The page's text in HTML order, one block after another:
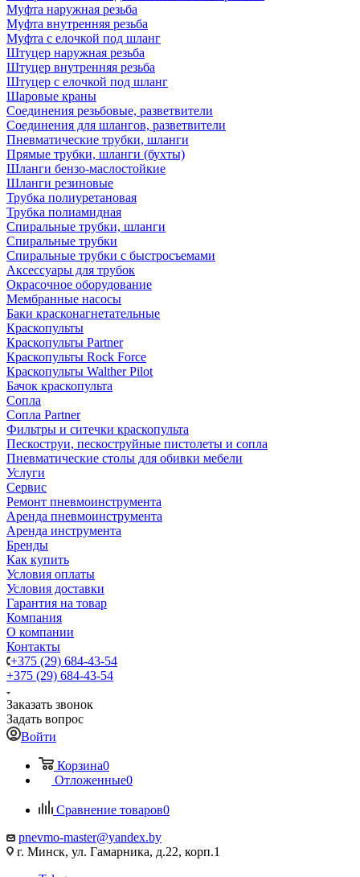
Муфта наружная резьба
Муфта внутренняя резьба
Муфта с елочкой под шланг
Штуцер наружная резьба
Штуцер внутренняя резьба
Штуцер с елочкой под шланг
Шаровые краны
Соединения резьбовые, разветвители
Соединения для шлангов, разветвители
Пневматические трубки, шланги
Прямые трубки, шланги (бухты)
Шланги бензо-маслостойкие
Шланги резиновые
Трубка полиуретановая
Трубка полиамидная
Спиральные трубки, шланги
Спиральные трубки
Спиральные трубки с быстросъемами
Аксессуары для трубок
Окрасочное оборудование
Мембранные насосы
Баки красконагнетательные
Краскопульты
Краскопульты Partner
Краскопульты Rock Force
Краскопульты Walther Pilot
Бачок краскопульта
Сопла
Сопла Partner
Фильтры и ситечки краскопульта
Пескоструи, пескоструйные пистолеты и сопла
Пневматические столы для обивки мебели
Услуги
Сервис
Ремонт пневмоинструмента
Аренда пневмоинструмента
Аренда инструмента
Бренды
Как купить
Условия оплаты
Условия доставки
Гарантия на товар
Компания
О компании
Контакты
+375 (29) 684-43-54
+375 (29) 684-43-54
Заказать звонок
Задать вопрос
Войти
Корзина0
Отложенные0
Сравнение товаров0
pnevmo-master@yandex.by
г. Минск, ул. Гамарника, д.22, корп.1